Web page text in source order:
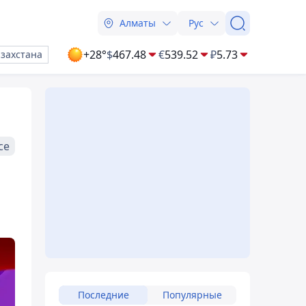
Алматы Рус
+28°$467.48 €539.52 ₽5.73
Последние Популярные